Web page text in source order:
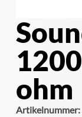
ohm
Artikelnummer: